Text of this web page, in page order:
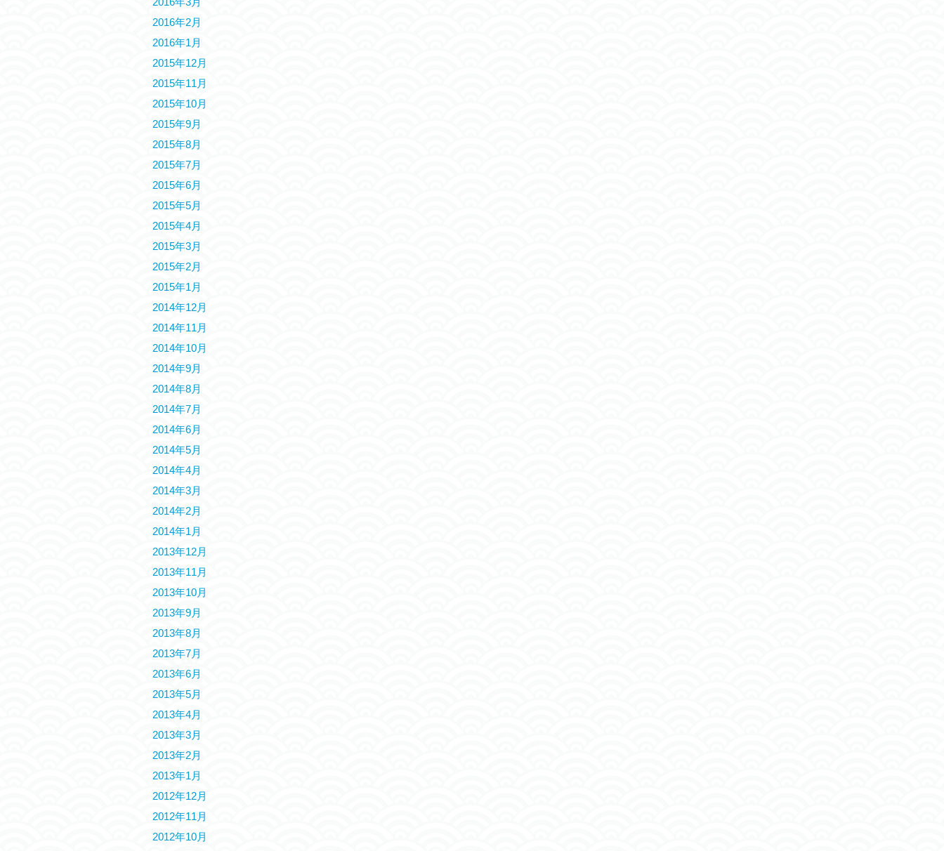
2016年2月
2016年1月
2015年12月
2015年11月
2015年10月
2015年9月
2015年8月
2015年7月
2015年6月
2015年5月
2015年4月
2015年3月
2015年2月
2015年1月
2014年12月
2014年11月
2014年10月
2014年9月
2014年8月
2014年7月
2014年6月
2014年5月
2014年4月
2014年3月
2014年2月
2014年1月
2013年12月
2013年11月
2013年10月
2013年9月
2013年8月
2013年7月
2013年6月
2013年5月
2013年4月
2013年3月
2013年2月
2013年1月
2012年12月
2012年11月
2012年10月